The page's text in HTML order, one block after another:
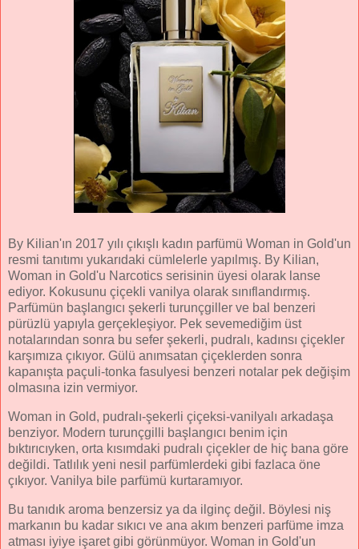
By Kilian'ın 2017 yılı çıkışlı kadın parfümü Woman in Gold'un
resmi tanıtımı yukarıdaki cümlelerle yapılmış. By Kilian,
Woman in Gold'u Narcotics serisinin üyesi olarak lanse
ediyor. Kokusunu çiçekli vanilya olarak sınıflandırmış.
Parfümün başlangıcı şekerli turunçgiller ve bal benzeri
pürüzlü yapıyla gerçekleşiyor. Pek sevemediğim üst
notalarından sonra bu sefer şekerli, pudralı, kadınsı çiçekler
karşımıza çıkıyor. Gülü anımsatan çiçeklerden sonra
kapanışta paçuli-tonka fasulyesi benzeri notalar pek değişim
olmasına izin vermiyor.
Woman in Gold, pudralı-şekerli çiçeksi-vanilyalı arkadaşa
benziyor. Modern turunçgilli başlangıcı benim için
bıktırıcıyken, orta kısımdaki pudralı çiçekler de hiç bana göre
değildi. Tatlılık yeni nesil parfümlerdeki gibi fazlaca öne
çıkıyor. Vanilya bile parfümü kurtaramıyor.
Bu tanıdık aroma benzersiz ya da ilginç değil. Böylesi niş
markanın bu kadar sıkıcı ve ana akım benzeri parfüme imza
atması iyiye işaret gibi görünmüyor. Woman in Gold'un